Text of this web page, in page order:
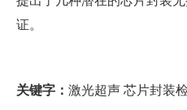
证。
关键字： 激光超声 芯片封装